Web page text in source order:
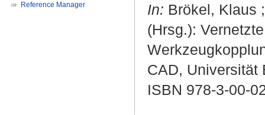
Reference Manager
In: Brökel, Klaus
(Hrsg.):
CAD, Universität
ISBN 978-3-00-